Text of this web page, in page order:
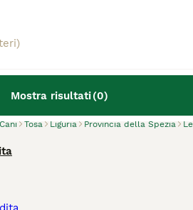
Mostra risultati(0)
Cani Tosa Liguria Provincia della Spezia